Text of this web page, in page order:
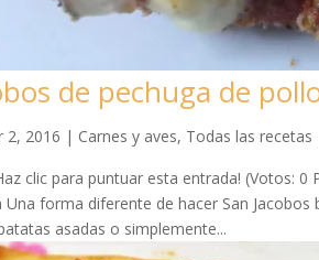
de pechuga de
2, 2016 | Carnes y aves, Todas las recetas
clic para puntuar esta entrada! (Votos:
forma diferente de hacer San
asadas o simplemente...